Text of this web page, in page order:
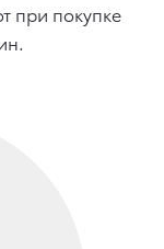
при покупке